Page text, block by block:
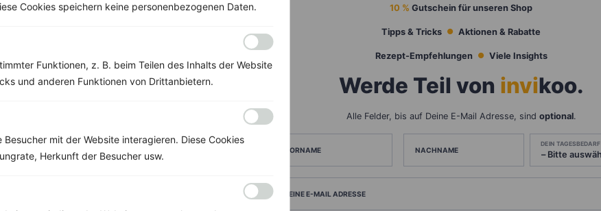
Cookies speichern keine personenbezogenen Daten.
Funktionen, z. B. beim Teilen des Inhalts der Website
und anderen Funktionen von Drittanbietern.
mit der Website interagieren. Diese Cookies
Herkunft der Besucher usw.
10 % Gutschein für unseren Shop
Tipps & Tricks Aktionen & Rabatte
Rezept-Empfehlungen Viele Insights
Werde Teil von invikoo.
Alle Felder, bis auf Deine E-Mail Adresse, sind optional.
VORNAME NACHNAME
DEIN TAGESBEDARF
DEINE E-MAIL ADRESSE